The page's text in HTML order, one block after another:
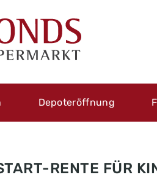
Depoteröffnung
RENTE FÜR